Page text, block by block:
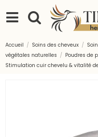
Accueil Soins des cheveux
végétales naturelles
Poudres de
Stimulation cuir chevelu & vitalité